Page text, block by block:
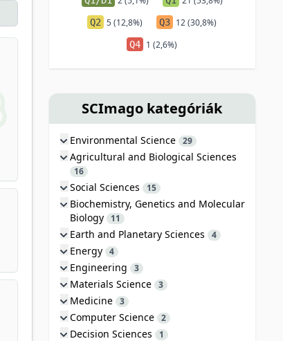
Q2 5 (12,8%) Q3 12 (30,8%)
Q4 1 (2,6%)
SCImago kategóriák
Environmental Science 29
Agricultural and Biological Sciences
16
Social Sciences 15
Biochemistry, Genetics and Molecular
Biology
11
Earth and Planetary Sciences 4
Energy 4
Engineering 3
Materials Science 3
Medicine 3
Computer Science 2
Decision Sciences 1